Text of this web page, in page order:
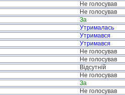
Не голосував
Не голосував
За
Утрималась
Утримався
Утримався
Не голосував
Не голосував
Відсутній
Не голосував
За
Не голосував